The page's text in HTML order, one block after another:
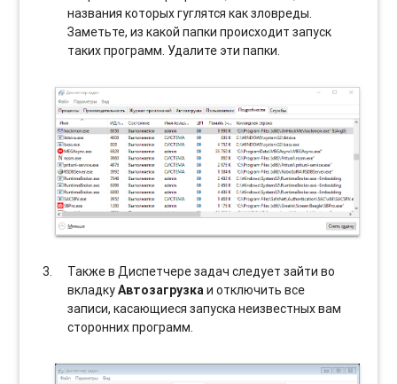
названия которых гуглятся как зловреды.
Заметьте, из какой папки происходит запуск
таких программ. Удалите эти папки.
Также в Диспетчере задач следует зайти во
вкладкуАвтозагрузкаи отключить все
записи, касающиеся запуска неизвестных вам
сторонних программ.